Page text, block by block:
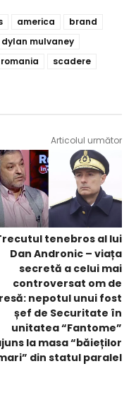
america
brand
dylan mulvaney
romania
scadere
Articolul următor
tenebros al lui
Dan Andronic – viața
secretă a celui mai
controversat om de
nepotul unui fost
șef de Securitate în
unitatea “Fantome”
la masa “băieților
din statul paralel